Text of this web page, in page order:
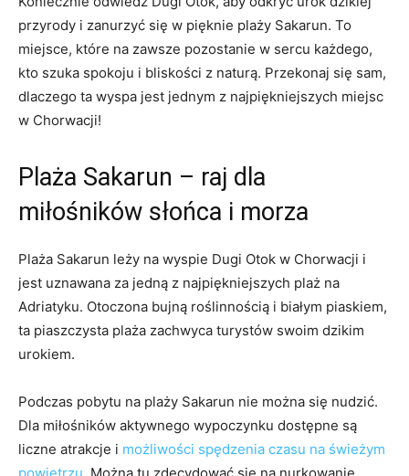
przyrody i zanurzyć się‌ w pięknie plaży ⁤Sakarun. To
miejsce, które na zawsze pozostanie w ⁣sercu​ każdego,
⁢kto szuka spokoju i bliskości z naturą. Przekonaj się⁢ sam,
dlaczego ta wyspa jest ‌jednym‌ z⁢ najpiękniejszych miejsc
w ⁤Chorwacji!
Plaża Sakarun – raj dla
‌miłośników słońca ⁣i ​morza
Plaża Sakarun⁤ leży na wyspie Dugi ‍Otok w ‍Chorwacji i
jest‌ uznawana za ⁣jedną ‍z‌ najpiękniejszych plaż na
Adriatyku. ‍Otoczona‍ bujną roślinnością⁢ i białym piaskiem,
ta piaszczysta plaża zachwyca⁤ turystów swoim dzikim
urokiem.
Podczas‌ pobytu na plaży​ Sakarun nie można się nudzić.
⁣Dla miłośników aktywnego wypoczynku dostępne​ są ​
liczne⁤ atrakcje i możliwości spędzenia czasu na świeżym